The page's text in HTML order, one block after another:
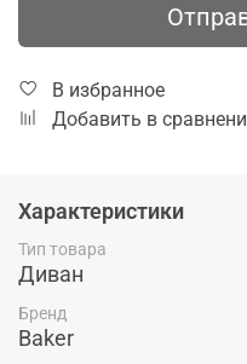
В избранное
Добавить в
Характеристики
Тип товара
Диван
Бренд
Baker